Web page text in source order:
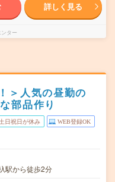
詳しく見る
ター
＞人気の昼勤の
部品作り
土日祝日が休み WEB登録OK
駅から徒歩2分